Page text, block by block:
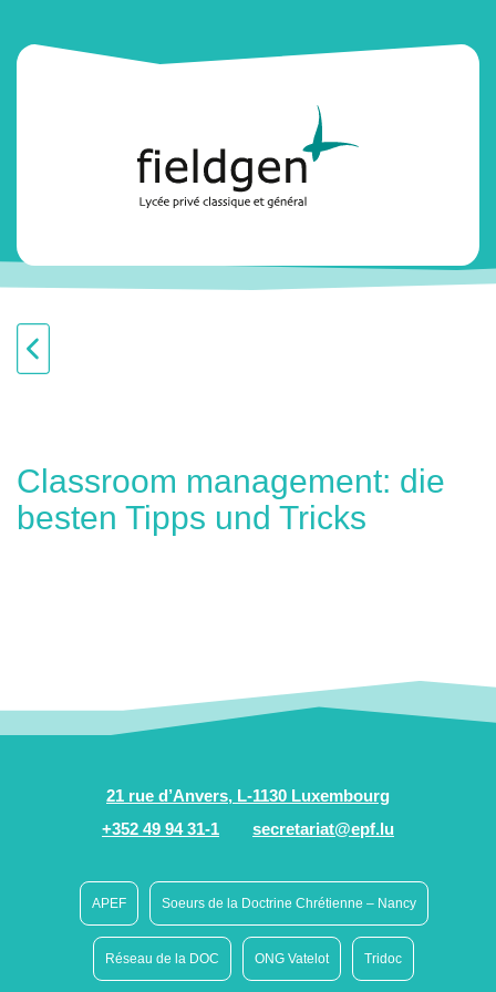
Classroom management: die
besten Tipps und Tricks
21 rue d’Anvers, L-1130 Luxembourg
+352 49 94 31-1
secretariat@epf.lu
APEF Soeurs de la Doctrine Chrétienne – Nancy
Réseau de la DOC ONG Vatelot Tridoc